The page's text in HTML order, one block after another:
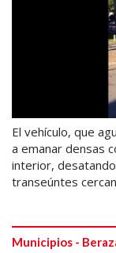
El vehículo, que
a emanar densas
interior,
transeúntes
Municipios -